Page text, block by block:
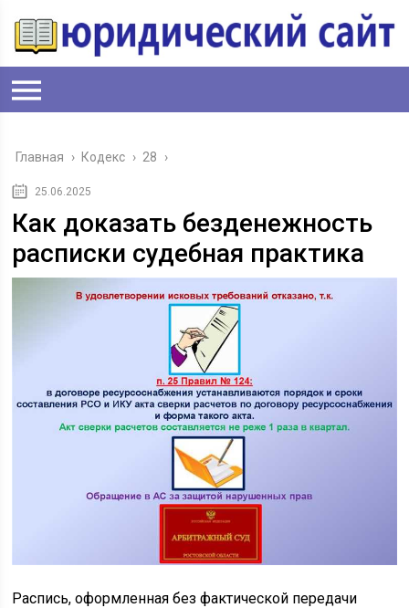
Главная › Кодекс › 28 ›
25.06.2025
Как доказать безденежность
расписки судебная практика
Распись, оформленная без фактической передачи